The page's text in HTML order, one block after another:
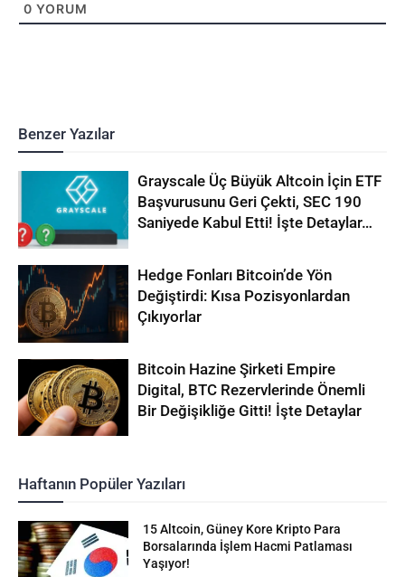
0 YORUM
Benzer Yazılar
Grayscale Üç Büyük Altcoin İçin ETF
Başvurusunu Geri Çekti, SEC 190
Saniyede Kabul Etti! İşte Detaylar…
Hedge Fonları Bitcoin’de Yön
Değiştirdi: Kısa Pozisyonlardan
Çıkıyorlar
Bitcoin Hazine Şirketi Empire
Digital, BTC Rezervlerinde Önemli
Bir Değişikliğe Gitti! İşte Detaylar
Haftanın Popüler Yazıları
15 Altcoin, Güney Kore Kripto Para
Borsalarında İşlem Hacmi Patlaması
Yaşıyor!